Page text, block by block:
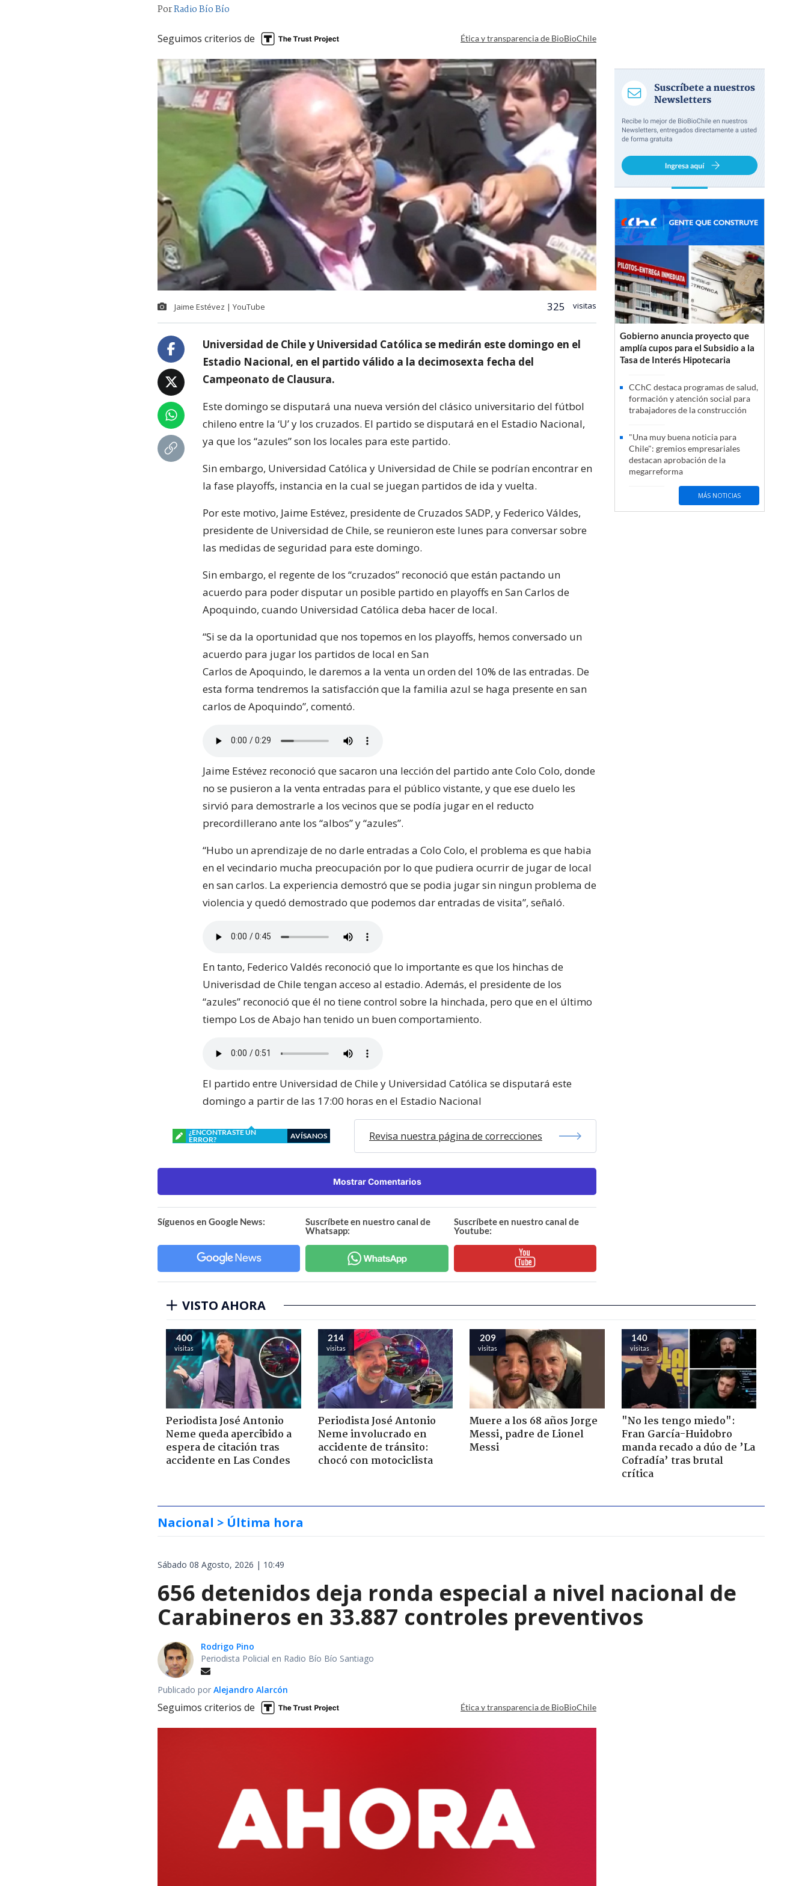
PorRadio Bío Bío
Seguimos criterios de Ética y transparencia de BioBioChile
Jaime Estévez | YouTube 325 visitas
Universidad de Chile y Universidad Católica se medirán este domingo en el
Estadio Nacional, en el partido válido a la decimosexta fecha del
Campeonato de Clausura.
Este domingo se disputará una nueva versión del clásico universitario del fútbol
chileno entre la ‘U’ y los cruzados. El partido se disputará en el Estadio Nacional,
ya que los “azules” son los locales para este partido.
Sin embargo, Universidad Católica y Universidad de Chile se podrían encontrar en
la fase playoffs, instancia en la cual se juegan partidos de ida y vuelta.
Por este motivo, Jaime Estévez, presidente de Cruzados SADP, y Federico Váldes,
presidente de Universidad de Chile, se reunieron este lunes para conversar sobre
las medidas de seguridad para este domingo.
Sin embargo, el regente de los “cruzados” reconoció que están pactando un
acuerdo para poder disputar un posible partido en playoffs en San Carlos de
Apoquindo, cuando Universidad Católica deba hacer de local.
“Si se da la oportunidad que nos topemos en los playoffs, hemos conversado un
acuerdo para jugar los partidos de local en San
Carlos de Apoquindo, le daremos a la venta un orden del 10% de las entradas. De
esta forma tendremos la satisfacción que la familia azul se haga presente en san
carlos de Apoquindo”, comentó.
Jaime Estévez reconoció que sacaron una lección del partido ante Colo Colo, donde
no se pusieron a la venta entradas para el público vistante, y que ese duelo les
sirvió para demostrarle a los vecinos que se podía jugar en el reducto
precordillerano ante los “albos” y “azules”.
“Hubo un aprendizaje de no darle entradas a Colo Colo, el problema es que habia
en el vecindario mucha preocupación por lo que pudiera ocurrir de jugar de local
en san carlos. La experiencia demostró que se podia jugar sin ningun problema de
violencia y quedó demostrado que podemos dar entradas de visita”, señaló.
En tanto, Federico Valdés reconoció que lo importante es que los hinchas de
Univerisdad de Chile tengan acceso al estadio. Además, el presidente de los
“azules” reconoció que él no tiene control sobre la hinchada, pero que en el último
tiempo Los de Abajo han tenido un buen comportamiento.
El partido entre Universidad de Chile y Universidad Católica se disputará este
domingo a partir de las 17:00 horas en el Estadio Nacional
¿ENCONTRASTE UN
ERROR?
AVÍSANOS Revisa nuestra página de correcciones
Mostrar Comentarios
Síguenos en Google News:
Suscríbete en nuestro canal de
Whatsapp:
Suscríbete en nuestro canal de
Youtube:
Gobierno anuncia proyecto que
amplía cupos para el Subsidio a la
Tasa de Interés Hipotecaria
CChC destaca programas de salud,
formación y atención social para
trabajadores de la construcción
"Una muy buena noticia para
Chile": gremios empresariales
destacan aprobación de la
megarreforma
MÁS NOTICIAS
VISTO AHORA
400
visitas
Periodista José Antonio
Neme queda apercibido a
espera de citación tras
accidente en Las Condes
214
visitas
Periodista José Antonio
Neme involucrado en
accidente de tránsito:
chocó con motociclista
209
visitas
Muere a los 68 años Jorge
Messi, padre de Lionel
Messi
140
visitas
"No les tengo miedo":
Fran García-Huidobro
manda recado a dúo de ’La
Cofradía’ tras brutal
crítica
Nacional > Última hora
Sábado 08 Agosto, 2026 | 10:49
656 detenidos deja ronda especial a nivel nacional de
Carabineros en 33.887 controles preventivos
Rodrigo Pino
Periodista Policial en Radio Bío Bío Santiago
Publicado por Alejandro Alarcón
Seguimos criterios de Ética y transparencia de BioBioChile